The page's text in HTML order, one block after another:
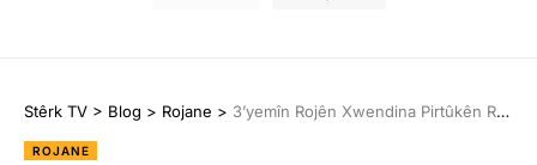
Stêrk TV > Blog > Rojane > 3’yemîn Rojên Xwendina Pirtûkên Rêber Apo: Ji têkoşînê ber bi diyalogê ve
ROJANE